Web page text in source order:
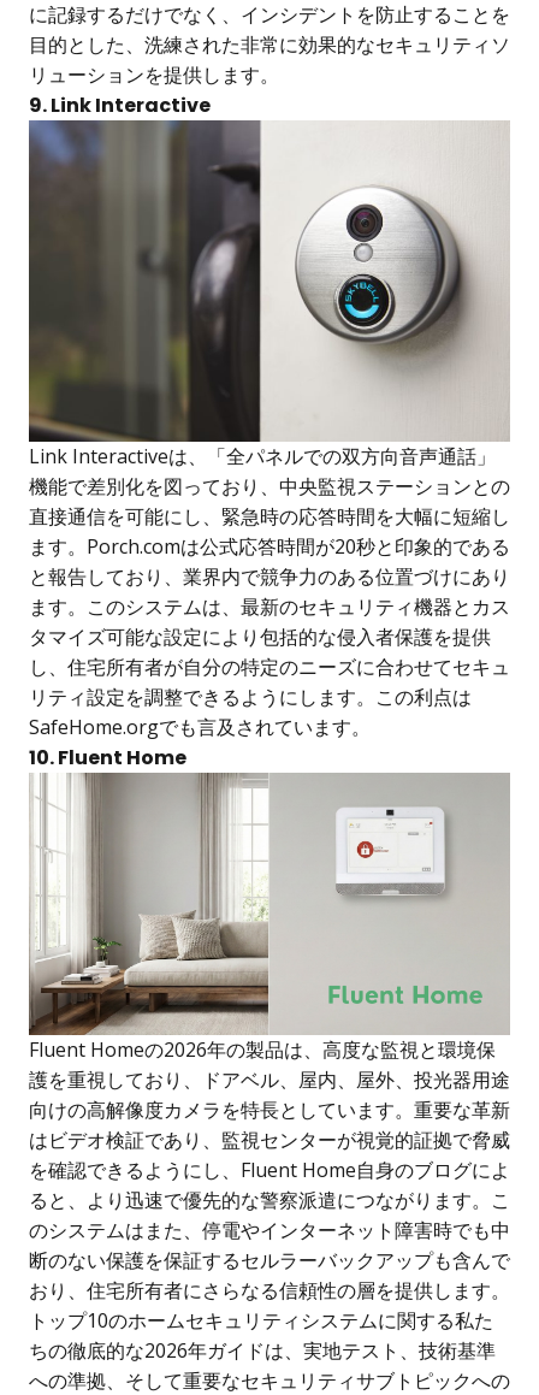
に記録するだけでなく、インシデントを防止することを
目的とした、洗練された非常に効果的なセキュリティソ
リューションを提供します。
9. Link Interactive
Link Interactiveは、「全パネルでの双方向音声通話」
機能で差別化を図っており、中央監視ステーションとの
直接通信を可能にし、緊急時の応答時間を大幅に短縮し
ます。Porch.comは公式応答時間が20秒と印象的である
と報告しており、業界内で競争力のある位置づけにあり
ます。このシステムは、最新のセキュリティ機器とカス
タマイズ可能な設定により包括的な侵入者保護を提供
し、住宅所有者が自分の特定のニーズに合わせてセキュ
リティ設定を調整できるようにします。この利点は
SafeHome.orgでも言及されています。
10. Fluent Home
Fluent Homeの2026年の製品は、高度な監視と環境保
護を重視しており、ドアベル、屋内、屋外、投光器用途
向けの高解像度カメラを特長としています。重要な革新
はビデオ検証であり、監視センターが視覚的証拠で脅威
を確認できるようにし、Fluent Home自身のブログによ
ると、より迅速で優先的な警察派遣につながります。こ
のシステムはまた、停電やインターネット障害時でも中
断のない保護を保証するセルラーバックアップも含んで
おり、住宅所有者にさらなる信頼性の層を提供します。
トップ10のホームセキュリティシステムに関する私た
ちの徹底的な2026年ガイドは、実地テスト、技術基準
への準拠、そして重要なセキュリティサブトピックへの